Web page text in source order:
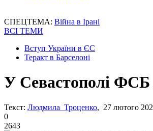
СПЕЦТЕМА: Війна в Ірані
ВСІ ТЕМИ
Вступ України в ЄС
Теракт в Барселоні
У Севастополі ФСБ
Текст: Людмила Троценко, 27 лютого
0
2643